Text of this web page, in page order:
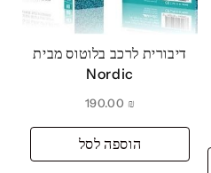
דיבורית לרכב בלוטוס מבית
Nordic
₪
הוספה לסל